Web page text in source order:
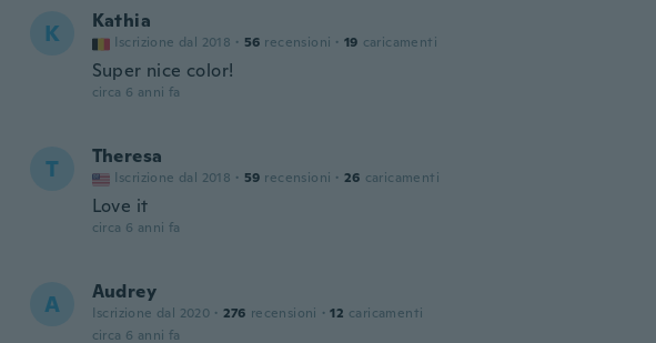
K Kathia
Iscrizione dal 2018 · 56 recensioni · 19 caricamenti
Super nice color!
circa 6 anni fa
T Theresa
Iscrizione dal 2018 · 59 recensioni · 26 caricamenti
Love it
circa 6 anni fa
A Audrey
Iscrizione dal 2020 · 276 recensioni · 12 caricamenti
circa 6 anni fa